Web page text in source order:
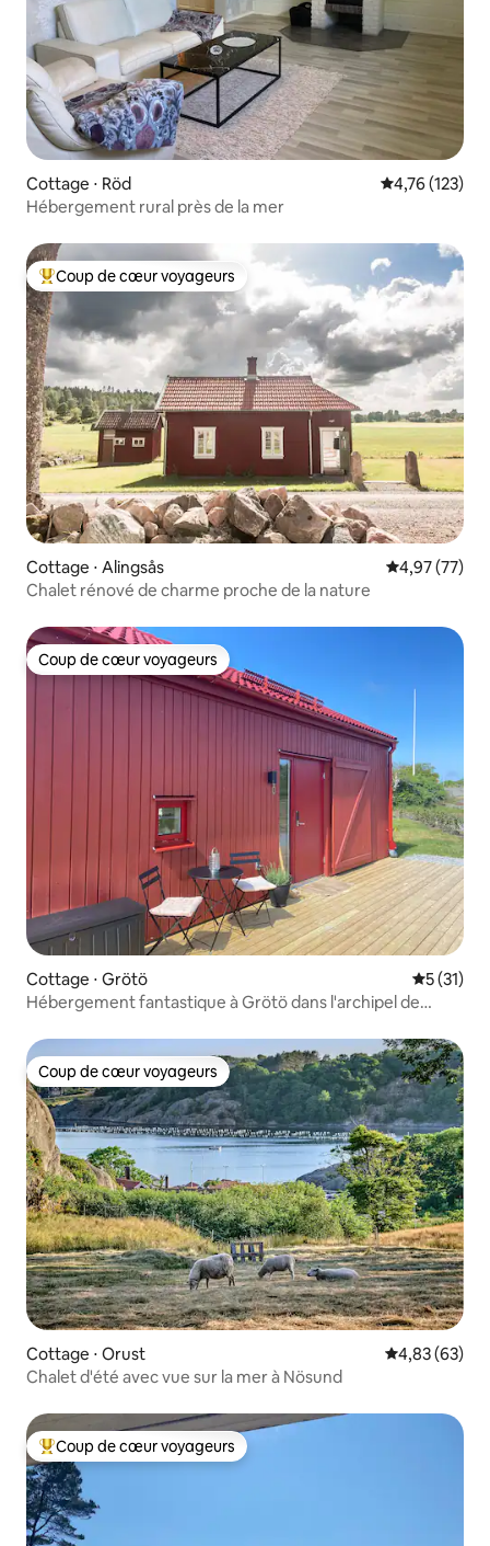
Cottage ⋅ Röd Évaluation
4,76 (123)
Hébergement rural près de la mer
Coups de cœur voyageurs les plus appréciés
Coup de cœur voyageurs
Cottage ⋅ Alingsås Évaluation
4,97 (77)
Chalet rénové de charme proche de la nature
Coup de cœur voyageurs
Coup de cœur voyageurs
Cottage ⋅ Grötö
5 (31)
Hébergement fantastique à Grötö dans l'archipel de
Coup de cœur voyageurs
Coup de cœur voyageurs
Cottage ⋅ Orust Évaluation
4,83 (63)
Chalet d'été avec vue sur la mer à Nösund
Coups de cœur voyageurs les plus appréciés
Coup de cœur voyageurs